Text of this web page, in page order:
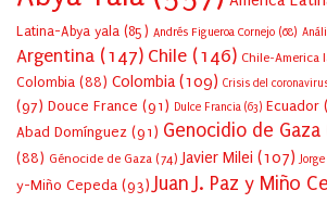
Latina-Abya yala (85) Andrés Figueroa Cornejo (68)
Argentina (147) Chile (146) Chile-America
Colombia (88) Colombia(109) Crisis del
(97) Douce France (91) Dulce Francia (63) Ecuador
Abad Domínguez (91) Genocidio de Gaza
(88) Génocide de Gaza (74) Javier Milei (107)
y-Miño Cepeda (93) Juan J. Paz y Miño